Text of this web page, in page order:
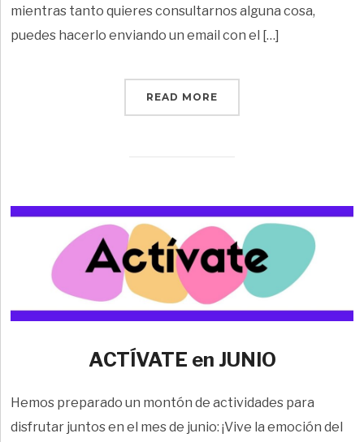
mientras tanto quieres consultarnos alguna cosa,
puedes hacerlo enviando un email con el […]
READ MORE
ACTÍVATE en JUNIO
Hemos preparado un montón de actividades para
disfrutar juntos en el mes de junio: ¡Vive la emoción del